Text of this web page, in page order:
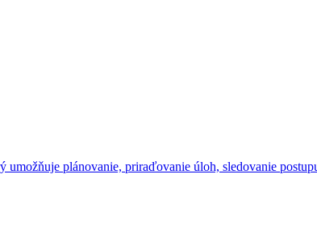
plánovanie, priraďovanie úloh, sledovanie